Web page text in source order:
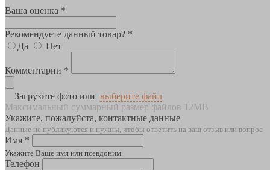
Ваша оценка *
Рекомендуете данный товар? *
Да
Нет
Комментарии *
Загрузите фото или выберите файл
Максимальный суммарный размер файлов 12MB
Укажите, пожалуйста, контактные данные
Данные не публикуются и нужны, чтобы ответить на ваш отзыв или вопрос
Имя *
Укажите Ваше имя или псевдоним
Телефон